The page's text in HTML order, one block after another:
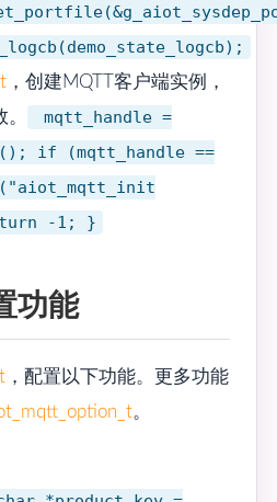
，创建MQTT客户端实例，
mqtt_handle =
if (mqtt_handle ==
-1; }
功能
，配置以下功能。更多功能
。